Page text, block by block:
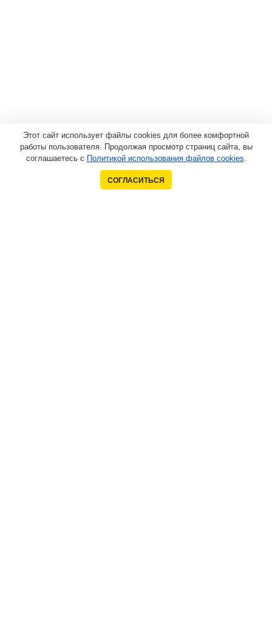
Этот сайт использует файлы cookies для более комфортной
работы пользователя. Продолжая просмотр страниц сайта, вы
соглашаетесь с Политикой использования файлов cookies.
СОГЛАСИТЬСЯ